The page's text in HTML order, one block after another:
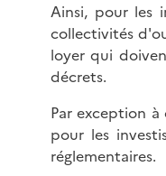
Ainsi, pour les
collectivités
loyer qui
décrets.
Par exception
pour les
réglementaires.